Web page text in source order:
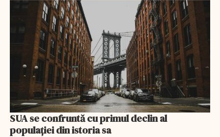
SUA se confruntă cu primul declin al
populației din istoria sa